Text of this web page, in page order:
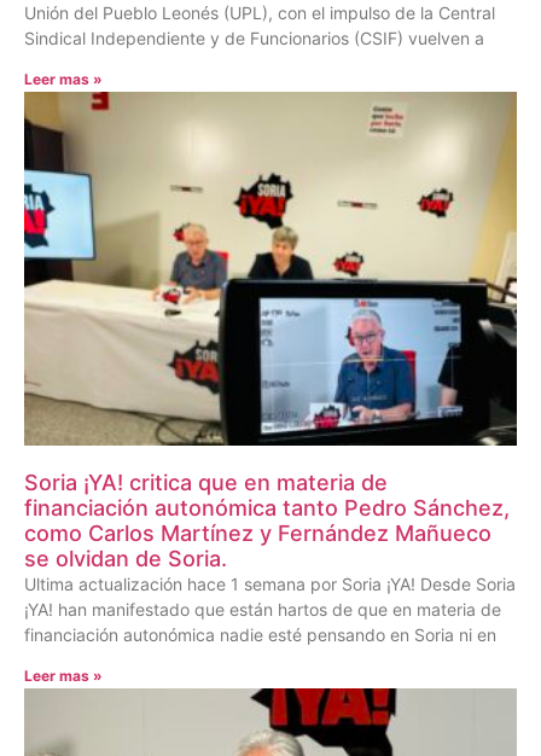
Unión del Pueblo Leonés (UPL), con el impulso de la Central
Sindical Independiente y de Funcionarios (CSIF) vuelven a
Leer mas »
Soria ¡YA! critica que en materia de
financiación autonómica tanto Pedro Sánchez,
como Carlos Martínez y Fernández Mañueco
se olvidan de Soria.
Ultima actualización hace 1 semana por Soria ¡YA! Desde Soria
¡YA! han manifestado que están hartos de que en materia de
financiación autonómica nadie esté pensando en Soria ni en
Leer mas »